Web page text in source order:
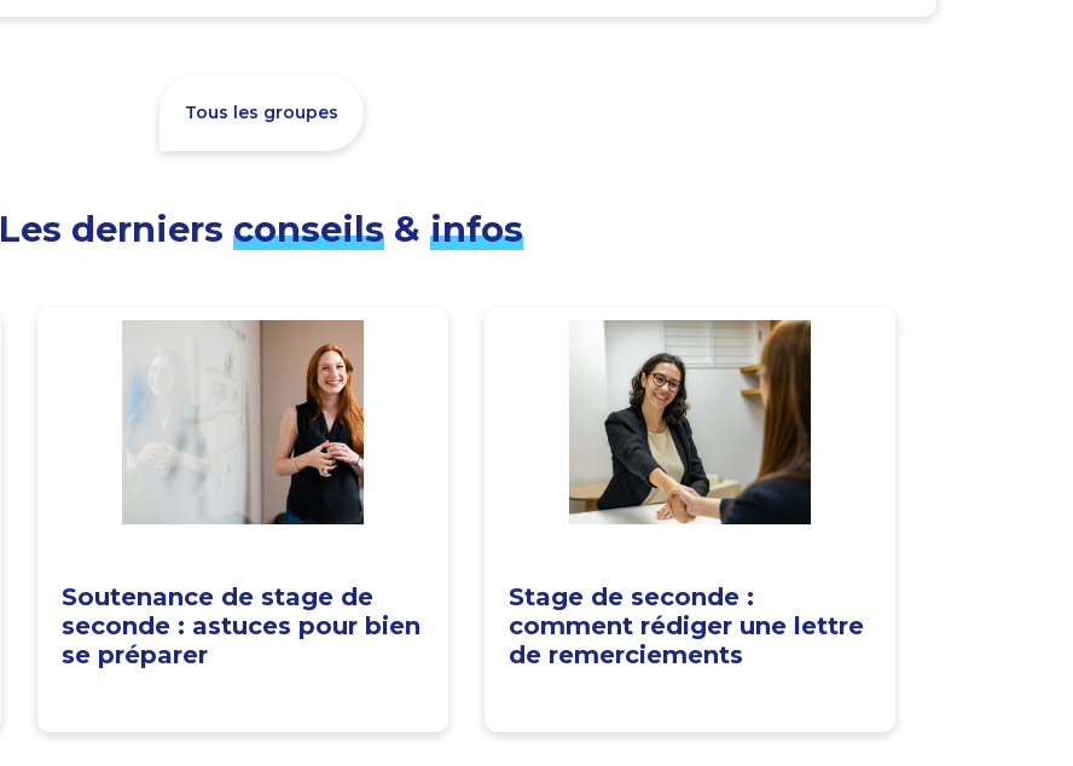
Tous les groupes
Les derniers conseils & infos
Soutenance de stage de
seconde : astuces pour bien
se préparer
Stage de seconde :
comment rédiger une lettre
de remerciements